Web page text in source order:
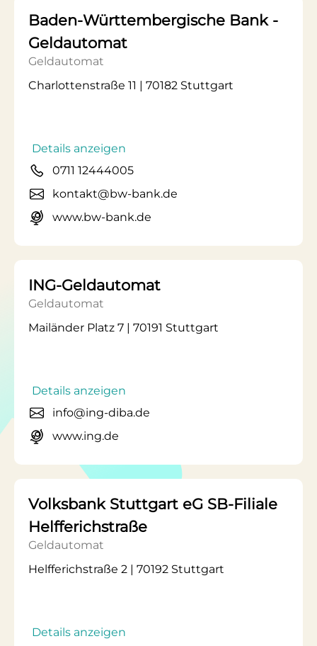
Baden-Württembergische Bank -
Geldautomat
Geldautomat
Charlottenstraße 11 | 70182 Stuttgart
Details anzeigen
0711 12444005
kontakt@bw-bank.de
www.bw-bank.de
ING-Geldautomat
Geldautomat
Mailänder Platz 7 | 70191 Stuttgart
Details anzeigen
info@ing-diba.de
www.ing.de
Volksbank Stuttgart eG SB-Filiale
Helfferichstraße
Geldautomat
Helfferichstraße 2 | 70192 Stuttgart
Details anzeigen